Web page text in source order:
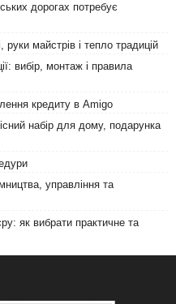
дорогах потребує
майстрів і тепло традицій
вибір, монтаж і правила
кредиту в Amigo
набір для дому, подарунка
управління та
як вибрати практичне та